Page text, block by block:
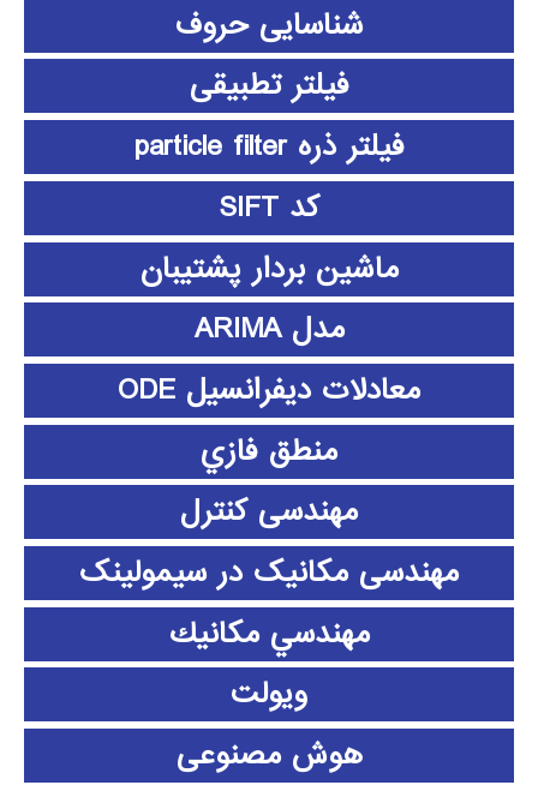
شناسایی حروف
فیلتر تطبیقی
فیلتر ذره particle filter
کد SIFT
ماشین بردار پشتیبان
مدل ARIMA
معادلات دیفرانسیل ODE
منطق فازي
مهندسی کنترل
مهندسی مکانیک در سیمولینک
مهندسي مكانيك
ویولت
هوش مصنوعی